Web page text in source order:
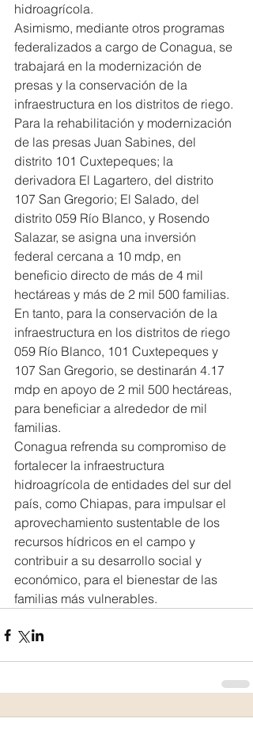
hidroagrícola.
Asimismo, mediante otros programas
federalizados a cargo de Conagua, se
trabajará en la modernización de
presas y la conservación de la
infraestructura en los distritos de riego.
Para la rehabilitación y modernización
de las presas Juan Sabines, del
distrito 101 Cuxtepeques; la
derivadora El Lagartero, del distrito
107 San Gregorio; El Salado, del
distrito 059 Río Blanco, y Rosendo
Salazar, se asigna una inversión
federal cercana a 10 mdp, en
beneficio directo de más de 4 mil
hectáreas y más de 2 mil 500 familias.
En tanto, para la conservación de la
infraestructura en los distritos de riego
059 Río Blanco, 101 Cuxtepeques y
107 San Gregorio, se destinarán 4.17
mdp en apoyo de 2 mil 500 hectáreas,
para beneficiar a alrededor de mil
familias.
Conagua refrenda su compromiso de
fortalecer la infraestructura
hidroagrícola de entidades del sur del
país, como Chiapas, para impulsar el
aprovechamiento sustentable de los
recursos hídricos en el campo y
contribuir a su desarrollo social y
económico, para el bienestar de las
familias más vulnerables.